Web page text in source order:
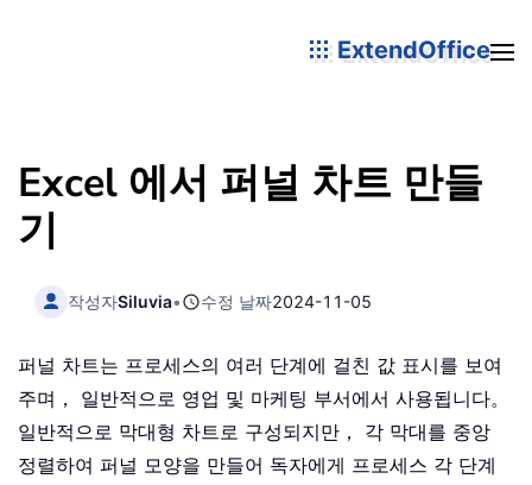
ExtendOffice
Excel 에서 퍼널 차트 만들
기
작성자Siluvia• 수정 날짜2024-11-05
퍼널 차트는 프로세스의 여러 단계에 걸친 값 표시를 보여
주며， 일반적으로 영업 및 마케팅 부서에서 사용됩니다。
일반적으로 막대형 차트로 구성되지만， 각 막대를 중앙
정렬하여 퍼널 모양을 만들어 독자에게 프로세스 각 단계